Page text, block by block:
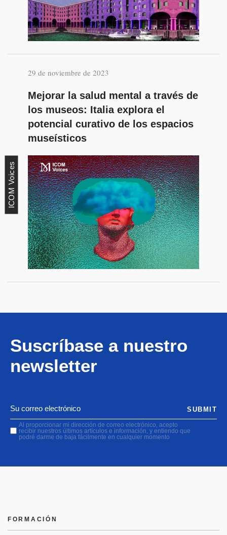
29 de noviembre de 2023
Mejorar la salud mental a través de
los museos: Italia explora el
potencial curativo de los espacios
museísticos
ICOM Voices
Suscríbase a nuestro
newsletter
Al proporcionar mi dirección de correo electrónico, acepto
recibir nuestros últimos artículos e información, y entiendo que
podré darme de baja fácilmente en cualquier momento
SUBMIT
FORMACIÓN